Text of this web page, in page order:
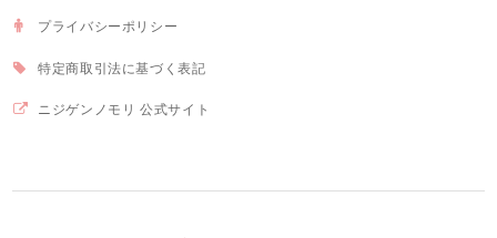
プライバシーポリシー
特定商取引法に基づく表記
ニジゲンノモリ 公式サイト